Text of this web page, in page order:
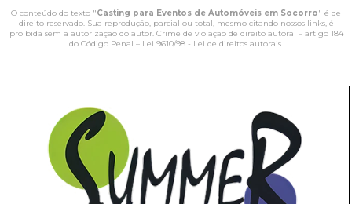
O conteúdo do texto "Casting para Eventos de Automóveis em Socorro" é de
direito reservado. Sua reprodução, parcial ou total, mesmo citando nossos links, é
proibida sem a autorização do autor. Crime de violação de direito autoral – artigo 184
do Código Penal – Lei 9610/98 - Lei de direitos autorais.